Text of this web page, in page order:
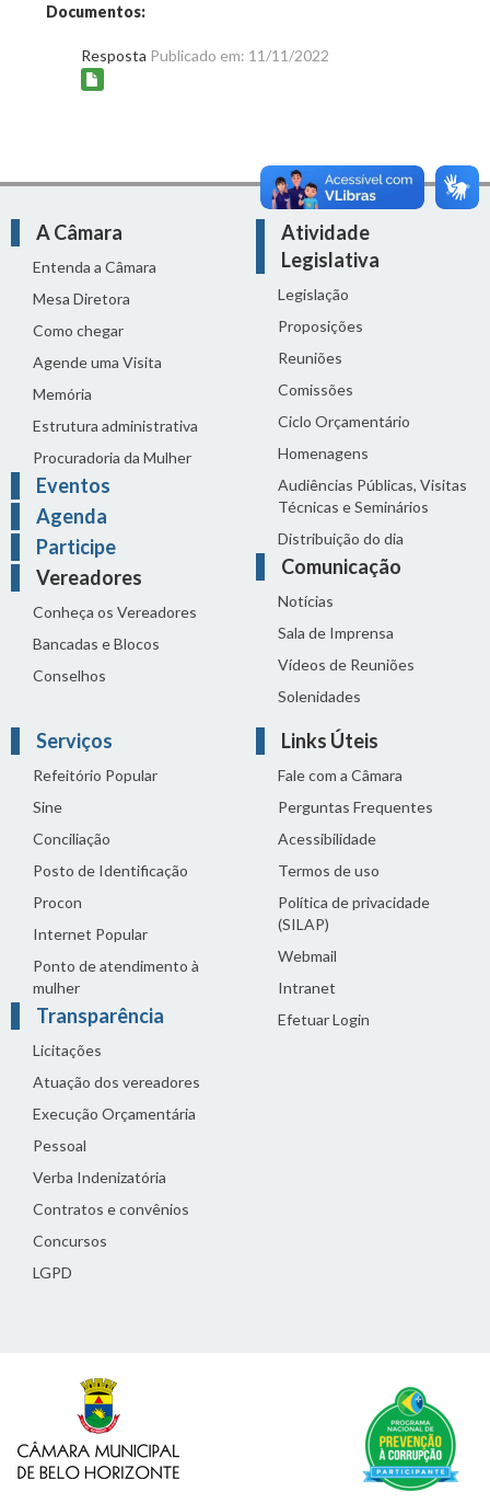
Documentos:
Resposta Publicado em: 11/11/2022
A Câmara
Entenda a Câmara
Mesa Diretora
Como chegar
Agende uma Visita
Memória
Estrutura administrativa
Procuradoria da Mulher
Eventos
Agenda
Participe
Vereadores
Conheça os Vereadores
Bancadas e Blocos
Conselhos
Atividade
Legislativa
Legislação
Proposições
Reuniões
Comissões
Ciclo Orçamentário
Homenagens
Audiências Públicas, Visitas
Técnicas e Seminários
Distribuição do dia
Comunicação
Notícias
Sala de Imprensa
Vídeos de Reuniões
Solenidades
Serviços
Refeitório Popular
Sine
Conciliação
Posto de Identificação
Procon
Internet Popular
Ponto de atendimento à
mulher
Transparência
Licitações
Atuação dos vereadores
Execução Orçamentária
Pessoal
Verba Indenizatória
Contratos e convênios
Concursos
LGPD
Links Úteis
Fale com a Câmara
Perguntas Frequentes
Acessibilidade
Termos de uso
Política de privacidade
(SILAP)
Webmail
Intranet
Efetuar Login